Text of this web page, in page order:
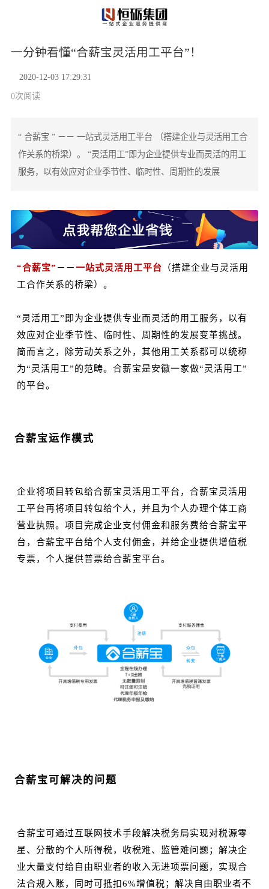
一分钟看懂“合薪宝灵活用工平台”！
2020-12-03 17:29:31
0次阅读
“ 合薪宝 ” －－ 一站式灵活用工平台 （搭建企业与灵活用工合
作关系的桥梁）。 “灵活用工”即为企业提供专业而灵活的用工
服务，以有效应对企业季节性、临时性、周期性的发展
“合薪宝” －－一站式灵活用工平台 （搭建企业与灵活用
工合作关系的桥梁）。
“灵活用工”即为企业提供专业而灵活的用工服务，以有
效应对企业季节性、临时性、周期性的发展变革挑战。
简而言之，除劳动关系之外，其他用工关系都可以统称
为“灵活用工”的范畴。合薪宝是安徽一家做“灵活用工”
的平台。
合薪宝运作模式
企业将项目转包给合薪宝灵活用工平台，合薪宝灵活用
工平台再将项目转包给个人，并且为个人办理个体工商
营业执照。项目完成企业支付佣金和服务费给合薪宝平
台，合薪宝平台给个人支付佣金，并给企业提供增值税
专票，个人提供普票给合薪宝平台。
合薪宝可解决的问题
合薪宝可通过互联网技术手段解决税务局实现对税源零
星、分散的个人所得税，收税难、监管难问题；解决企
业大量支付给自由职业者的收入无进项票问题，实现合
法合规入账，同时可抵扣6%增值税；解决自由职业者不